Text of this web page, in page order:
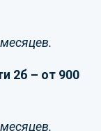
2б – от 900